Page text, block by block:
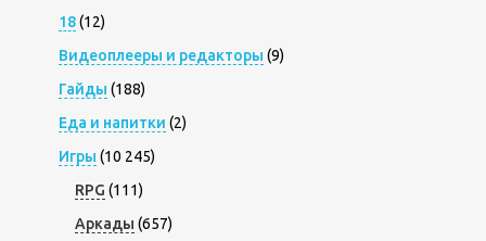
18(12)
Видеоплееры и редакторы (9)
Гайды (188)
Еда и напитки (2)
Игры (10 245)
RPG (111)
Аркады (657)